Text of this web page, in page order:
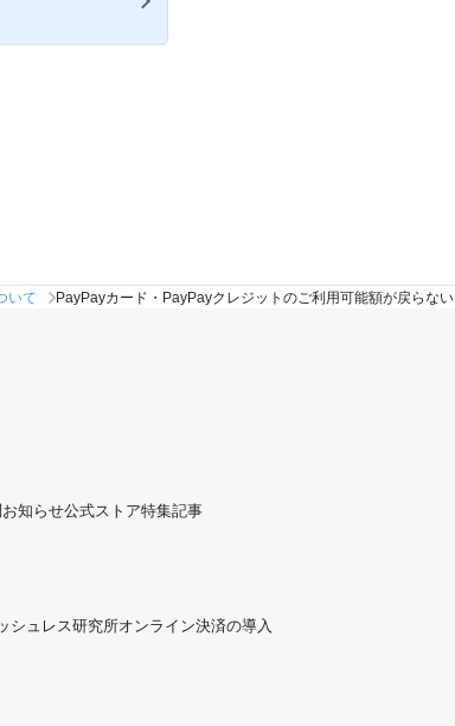
いて PayPayカード・PayPayクレジットのご利用可能額が戻らない
お知らせ公式ストア特集記事
シュレス研究所オンライン決済の導入